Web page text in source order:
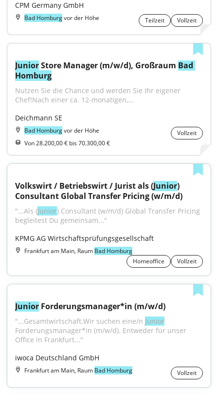
CPM Germany GmbH
Bad Homburgvor der Höhe Teilzeit Vollzeit
Junior Store Manager (m/w/d), Großraum Bad
Homburg
Nutzen Sie die Chance und werden Sie Ihr eigener
Chef!Nach einer ca. 12-monatigen,...
Deichmann SE
Bad Homburgvor der Höhe
Vollzeit
Von 28.200,00 € bis 70.300,00 €
Volkswirt / Betriebswirt / Jurist als (Junior)
Consultant Global Transfer Pricing (w/m/d)
"...Als (Junior) Consultant (w/m/d) Global Transfer Pricing
begleitest Du gemeinsam..."
KPMG AG Wirtschaftsprüfungsgesellschaft
Frankfurt am Main, Raum Bad Homburg
Homeoffice
Vollzeit
Junior Forderungsmanager*in (m/w/d)
"...Gesamtwirtschaft.Wir suchen eine/n Junior
Forderungsmanager*in (m/w/d). Entweder für unser
Office in Frankfurt..."
iwoca Deutschland GmbH
Frankfurt am Main, Raum Bad Homburg Vollzeit